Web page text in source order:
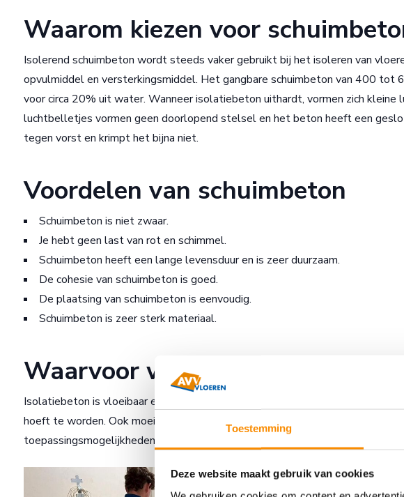
Toestemming
Deze website maakt gebruik van cookies
Waarom kiezen voor
Isolerend schuimbeton wordt steeds vaker gebruikt bij het isoleren van
opvulmiddel en versterkingsmiddel. Het gangbare schuimbeton van 400
voor circa 20% uit water. Wanneer isolatiebeton uithardt, vormen zich kleine
luchtbelletjes vormen geen doorlopend stelsel en het beton heeft een
tegen vorst en krimpt het bijna niet.
Voordelen van schuimbeton
Schuimbeton is niet zwaar.
Je hebt geen last van rot en schimmel.
Schuimbeton heeft een lange levensduur en is zeer duurzaam.
De cohesie van schuimbeton is goed.
De plaatsing van schuimbeton is eenvoudig.
Schuimbeton is zeer sterk materiaal.
Waarvoor wordt isolatiebeton
Isolatiebeton is vloeibaar en zelf-nivellerend. Het verspreidt zichzelf over de
hoeft te worden. Ook moeilijk bereikbare plekken worden gemakkelijk
toepassingsmogelijkheden.